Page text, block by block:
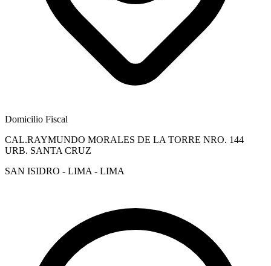
Domicilio Fiscal
CAL.RAYMUNDO MORALES DE LA TORRE NRO. 144
URB. SANTA CRUZ
SAN ISIDRO - LIMA - LIMA